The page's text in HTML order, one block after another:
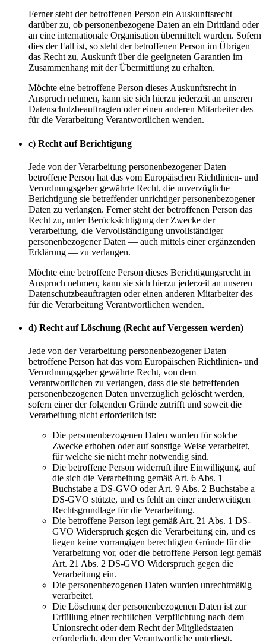
Ferner steht der betroffenen Person ein Auskunftsrecht
darüber zu, ob personenbezogene Daten an ein Drittland oder
an eine internationale Organisation übermittelt wurden. Sofern
dies der Fall ist, so steht der betroffenen Person im Übrigen
das Recht zu, Auskunft über die geeigneten Garantien im
Zusammenhang mit der Übermittlung zu erhalten.
Möchte eine betroffene Person dieses Auskunftsrecht in
Anspruch nehmen, kann sie sich hierzu jederzeit an unseren
Datenschutzbeauftragten oder einen anderen Mitarbeiter des
für die Verarbeitung Verantwortlichen wenden.
c) Recht auf Berichtigung
Jede von der Verarbeitung personenbezogener Daten
betroffene Person hat das vom Europäischen Richtlinien- und
Verordnungsgeber gewährte Recht, die unverzügliche
Berichtigung sie betreffender unrichtiger personenbezogener
Daten zu verlangen. Ferner steht der betroffenen Person das
Recht zu, unter Berücksichtigung der Zwecke der
Verarbeitung, die Vervollständigung unvollständiger
personenbezogener Daten — auch mittels einer ergänzenden
Erklärung — zu verlangen.
Möchte eine betroffene Person dieses Berichtigungsrecht in
Anspruch nehmen, kann sie sich hierzu jederzeit an unseren
Datenschutzbeauftragten oder einen anderen Mitarbeiter des
für die Verarbeitung Verantwortlichen wenden.
d) Recht auf Löschung (Recht auf Vergessen werden)
Jede von der Verarbeitung personenbezogener Daten
betroffene Person hat das vom Europäischen Richtlinien- und
Verordnungsgeber gewährte Recht, von dem
Verantwortlichen zu verlangen, dass die sie betreffenden
personenbezogenen Daten unverzüglich gelöscht werden,
sofern einer der folgenden Gründe zutrifft und soweit die
Verarbeitung nicht erforderlich ist:
Die personenbezogenen Daten wurden für solche
Zwecke erhoben oder auf sonstige Weise verarbeitet,
für welche sie nicht mehr notwendig sind.
Die betroffene Person widerruft ihre Einwilligung, auf
die sich die Verarbeitung gemäß Art. 6 Abs. 1
Buchstabe a DS-GVO oder Art. 9 Abs. 2 Buchstabe a
DS-GVO stützte, und es fehlt an einer anderweitigen
Rechtsgrundlage für die Verarbeitung.
Die betroffene Person legt gemäß Art. 21 Abs. 1 DS-
GVO Widerspruch gegen die Verarbeitung ein, und es
liegen keine vorrangigen berechtigten Gründe für die
Verarbeitung vor, oder die betroffene Person legt gemäß
Art. 21 Abs. 2 DS-GVO Widerspruch gegen die
Verarbeitung ein.
Die personenbezogenen Daten wurden unrechtmäßig
verarbeitet.
Die Löschung der personenbezogenen Daten ist zur
Erfüllung einer rechtlichen Verpflichtung nach dem
Unionsrecht oder dem Recht der Mitgliedstaaten
erforderlich, dem der Verantwortliche unterliegt.